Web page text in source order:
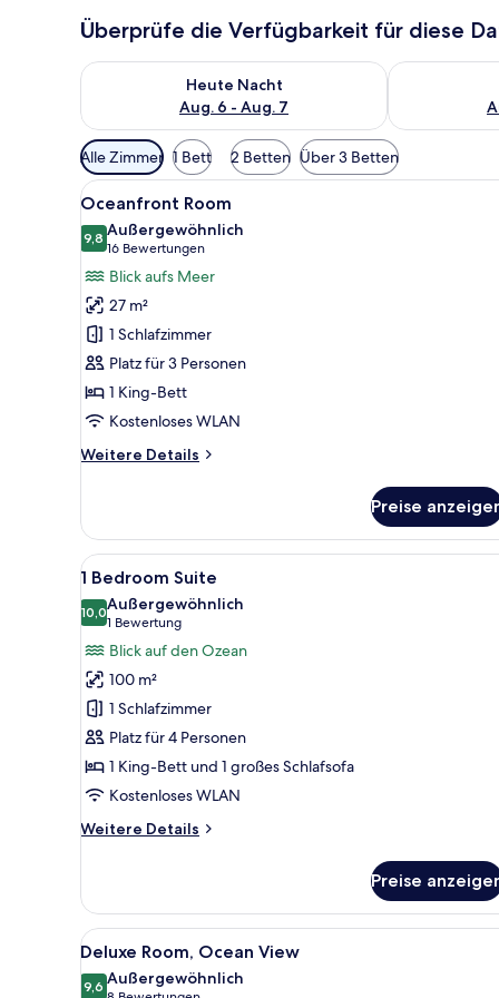
Überprüfe die Verfügbarkeit für diese
Heute Nacht
Aug. 6 - Aug. 7
Überprüfe die Verfügbarkeit für heute Nacht, Aug. 6
Überprüfe
Verfügbare
Filter
für
Zimmer
Alle Zimmer 1 Bett 2 Betten Über 3 Betten
Alle
Fotos
für
Oceanfront
Room
anzeigen
Ein Hotelzimmer mit einem
7
Oceanfront Room
9,89,8 von 10
Außergewöhnlich
16 Bewertungen
(16
Bewertungen)
Blick aufs Meer
27 m²
1 Schlafzimmer
Platz für 3 Personen
1 King-Bett
Kostenloses WLAN
Weitere Details
Weitere
Room
Preise
Alle
Fotos
für
1
Bedroom
Suite
anzeigen
Ein Hotelzimmer mit Bett,
10
1 Bedroom Suite
10,010,0 von 10
Außergewöhnlich
1 Bewertung
(1
Bewertung)
Blick auf den Ozean
100 m²
1 Schlafzimmer
Platz für 4 Personen
1 King-Bett und 1 großes Schlafsofa
Kostenloses WLAN
Weitere Details
Weitere
Bedroom
Suite
Preise
Alle
Fotos
für
Ein Balkon mit Blick auf
7
Deluxe Room, Ocean View
9,69,6 von 10
Außergewöhnlich